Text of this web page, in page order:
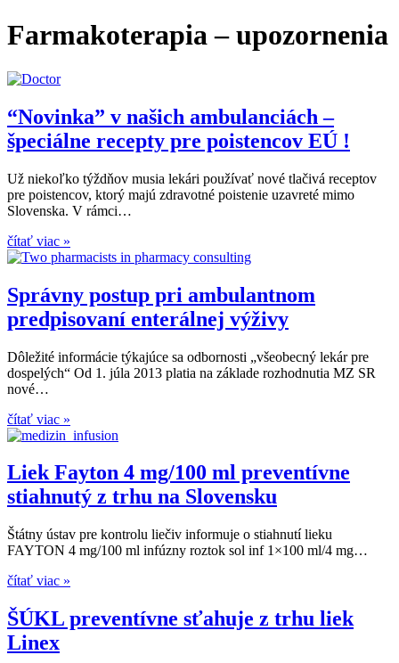
Farmakoterapia – upozornenia
“Novinka” v našich ambulanciách –
špeciálne recepty pre poistencov EÚ !
Už niekoľko týždňov musia lekári používať nové tlačivá receptov
pre poistencov, ktorý majú zdravotné poistenie uzavreté mimo
Slovenska. V rámci…
čítať viac »
Správny postup pri ambulantnom
predpisovaní enterálnej výživy
Dôležité informácie týkajúce sa odbornosti „všeobecný lekár pre
dospelých“ Od 1. júla 2013 platia na základe rozhodnutia MZ SR
nové…
čítať viac »
Liek Fayton 4 mg/100 ml preventívne
stiahnutý z trhu na Slovensku
Štátny ústav pre kontrolu liečiv informuje o stiahnutí lieku
FAYTON 4 mg/100 ml infúzny roztok sol inf 1×100 ml/4 mg…
čítať viac »
ŠÚKL preventívne sťahuje z trhu liek
Linex